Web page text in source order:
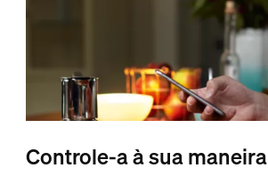
Controle-a à sua maneira